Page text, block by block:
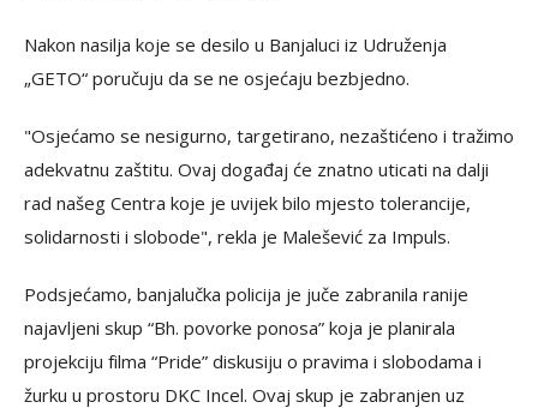
Nakon nasilja koje se desilo u Banjaluci iz Udruženja
„GETO“ poručuju da se ne osjećaju bezbjedno.
"Osjećamo se nesigurno, targetirano, nezaštićeno i tražimo
adekvatnu zaštitu. Ovaj događaj će znatno uticati na dalji
rad našeg Centra koje je uvijek bilo mjesto tolerancije,
solidarnosti i slobode", rekla je Malešević za Impuls.
Podsjećamo, banjalučka policija je juče zabranila ranije
najavljeni skup “Bh. povorke ponosa” koja je planirala
projekciju filma “Pride” diskusiju o pravima i slobodama i
žurku u prostoru DKC Incel. Ovaj skup je zabranjen uz